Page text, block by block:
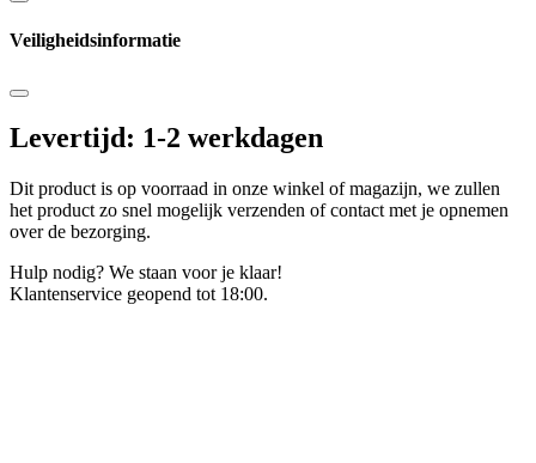
Veiligheidsinformatie
Levertijd: 1-2 werkdagen
Dit product is op voorraad in onze winkel of magazijn, we zullen
het product zo snel mogelijk verzenden of contact met je opnemen
over de bezorging.
Hulp nodig? We staan voor je klaar!
Klantenservice geopend tot 18:00.